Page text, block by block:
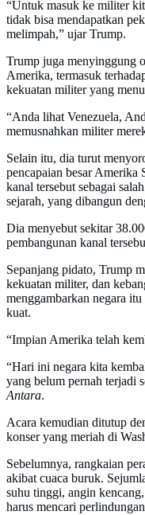
“Untuk masuk ke militer
tidak bisa mendapatkan
melimpah,” ujar Trump.
Trump juga menyinggung
Amerika, termasuk
kekuatan militer yang
“Anda lihat Venezuela,
memusnahkan militer
Selain itu, dia turut
pencapaian besar Amerika
kanal tersebut sebagai
sejarah, yang dibangun
Dia menyebut sekitar
pembangunan kanal
Sepanjang pidato, Trump
kekuatan militer, dan
menggambarkan negara
kuat.
“Impian Amerika telah
“Hari ini negara kita
yang belum pernah terjadi
Antara.
Acara kemudian ditutup
konser yang meriah di
Sebelumnya, rangkaian
akibat cuaca buruk.
suhu tinggi, angin
harus mencari